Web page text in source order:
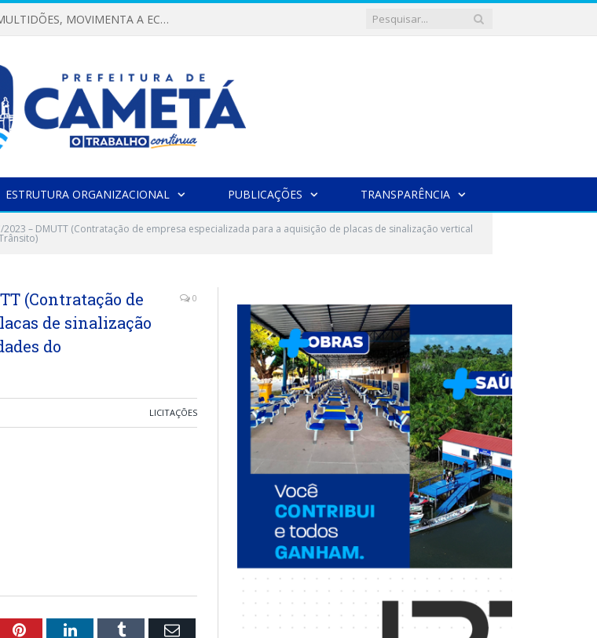
FESTIVAL DE VERÃO 2026 REÚNE MULTIDÕES, MOVIMENTA A ECONOMIA E FORTALECE A CULTURA LOCAL
ESTRUTURA ORGANIZACIONAL PUBLICAÇÕES TRANSPARÊNCIA
2023 – DMUTT (Contratação de empresa especializada para a aquisição de placas de sinalização vertical
(Contratação de
de sinalização
do
0
LICITAÇÕES
PinterestLinkedInTumblr Email